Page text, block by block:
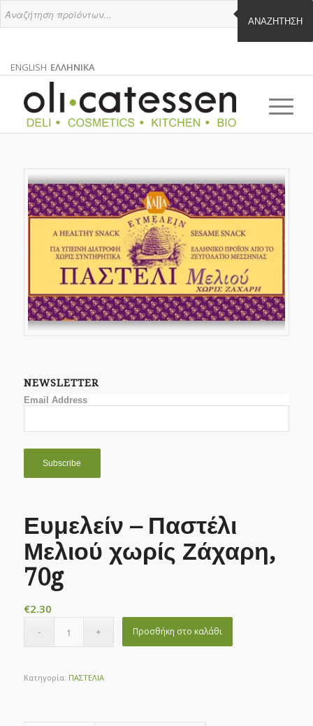
ΑΝΑΖΉΤΗΣΗ
ENGLISH
ΑΓΓΛΙΚΑ
ΕΛΛΗΝΙΚΑ
ΕΛΛΗΝΙΚΑ
EL
NEWSLETTER
Email Address
Ευμελείν – Παστέλι
Μελιού χωρίς Ζάχαρη,
70g
€2.30
Προσθήκη στο καλάθι
Κατηγορία: ΠΑΣΤΕΛΙΑ